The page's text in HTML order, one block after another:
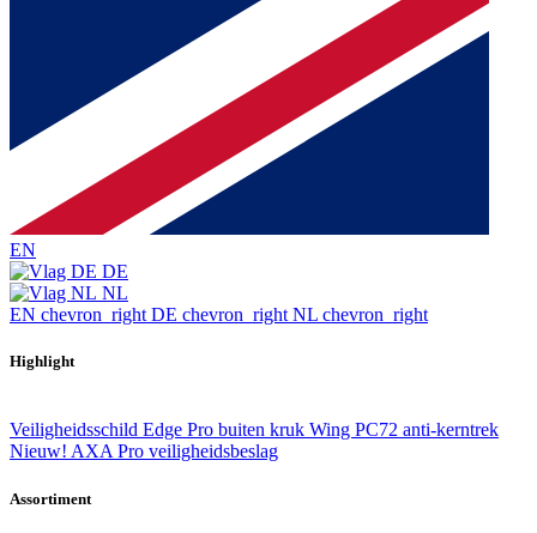
EN
DE
NL
EN chevron_right DE chevron_right NL chevron_right
Highlight
Veiligheidsschild Edge Pro buiten kruk Wing PC72 anti-kerntrek
Nieuw! AXA Pro veiligheidsbeslag
Assortiment